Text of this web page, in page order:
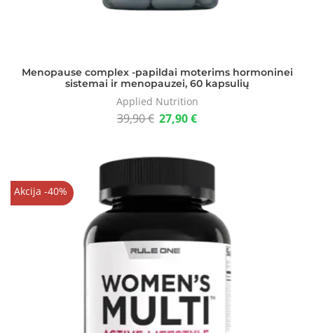
Menopause complex -papildai moterims hormoninei
sistemai ir menopauzei, 60 kapsulių
Applied Nutrition
39,90€ 27,90€
Akcija -40%